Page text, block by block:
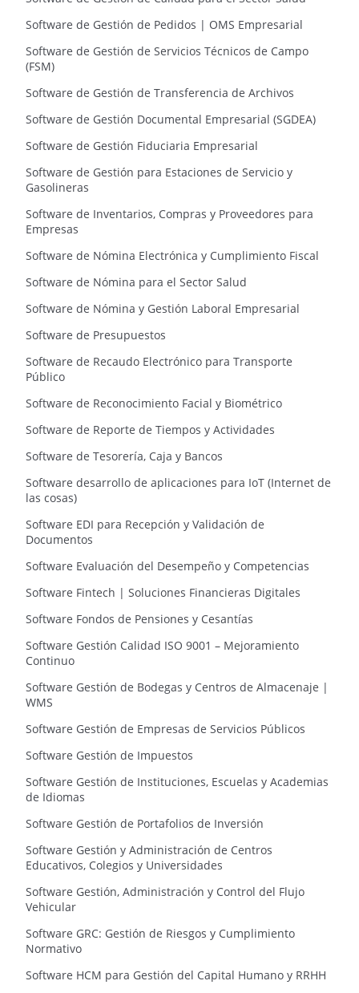
Software de Gestión de Pedidos | OMS Empresarial
Software de Gestión de Servicios Técnicos de Campo
(FSM)
Software de Gestión de Transferencia de Archivos
Software de Gestión Documental Empresarial (SGDEA)
Software de Gestión Fiduciaria Empresarial
Software de Gestión para Estaciones de Servicio y
Gasolineras
Software de Inventarios, Compras y Proveedores para
Empresas
Software de Nómina Electrónica y Cumplimiento Fiscal
Software de Nómina para el Sector Salud
Software de Nómina y Gestión Laboral Empresarial
Software de Presupuestos
Software de Recaudo Electrónico para Transporte
Público
Software de Reconocimiento Facial y Biométrico
Software de Reporte de Tiempos y Actividades
Software de Tesorería, Caja y Bancos
Software desarrollo de aplicaciones para IoT (Internet de
las cosas)
Software EDI para Recepción y Validación de
Documentos
Software Evaluación del Desempeño y Competencias
Software Fintech | Soluciones Financieras Digitales
Software Fondos de Pensiones y Cesantías
Software Gestión Calidad ISO 9001 – Mejoramiento
Continuo
Software Gestión de Bodegas y Centros de Almacenaje |
WMS
Software Gestión de Empresas de Servicios Públicos
Software Gestión de Impuestos
Software Gestión de Instituciones, Escuelas y Academias
de Idiomas
Software Gestión de Portafolios de Inversión
Software Gestión y Administración de Centros
Educativos, Colegios y Universidades
Software Gestión, Administración y Control del Flujo
Vehicular
Software GRC: Gestión de Riesgos y Cumplimiento
Normativo
Software HCM para Gestión del Capital Humano y RRHH